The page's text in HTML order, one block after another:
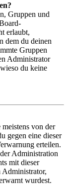
Gruppen und
erlaubt,
dem du deinen
Gruppen
Administrator
du keine
von der
gegen eine dieser
erteilen.
Administration
mit dieser
Administrator,
wurdest.